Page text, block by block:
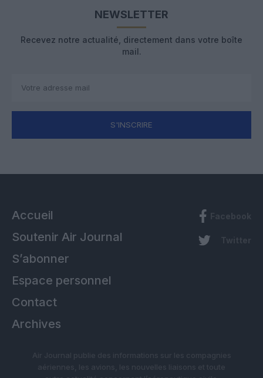
NEWSLETTER
Recevez notre actualité, directement dans votre boîte
mail.
S'INSCRIRE
Accueil
Soutenir Air Journal
S’abonner
Espace personnel
Contact
Archives